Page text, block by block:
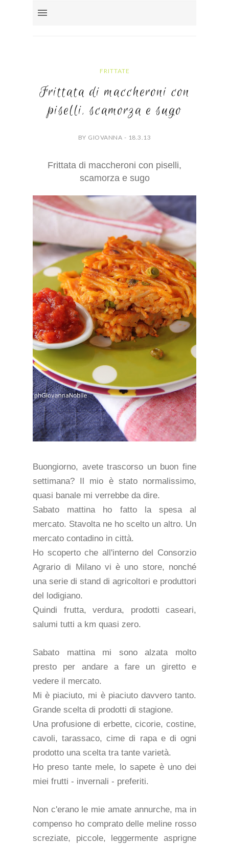
FRITTATE
Frittata di maccheroni con
piselli, scamorza e sugo
BY GIOVANNA - 18.3.13
Frittata di maccheroni con piselli,
scamorza e sugo
Buongiorno, avete trascorso un buon fine
settimana? Il mio è stato normalissimo,
quasi banale mi verrebbe da dire.
Sabato mattina ho fatto la spesa al
mercato. Stavolta ne ho scelto un altro. Un
mercato contadino in città.
Ho scoperto che all'interno del Consorzio
Agrario di Milano vi è uno store, nonché
una serie di stand di agricoltori e produttori
del lodigiano.
Quindi frutta, verdura, prodotti caseari,
salumi tutti a km quasi zero.
Sabato mattina mi sono alzata molto
presto per andare a fare un giretto e
vedere il mercato.
Mi è piaciuto, mi è piaciuto davvero tanto.
Grande scelta di prodotti di stagione.
Una profusione di erbette, cicorie, costine,
cavoli, tarassaco, cime di rapa e di ogni
prodotto una scelta tra tante varietà.
Ho preso tante mele, lo sapete è uno dei
miei frutti - invernali - preferiti.
Non c'erano le mie amate annurche, ma in
compenso ho comprato delle meline rosso
screziate, piccole, leggermente asprigne